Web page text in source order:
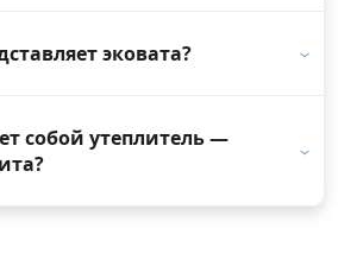
эковата?
собой утеплитель —